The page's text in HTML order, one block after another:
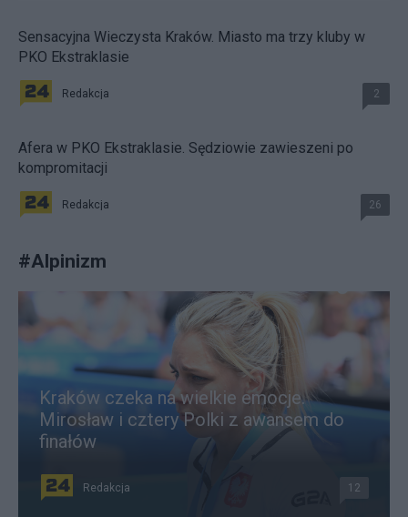
Sensacyjna Wieczysta Kraków. Miasto ma trzy kluby w
PKO Ekstraklasie
Redakcja 2
Afera w PKO Ekstraklasie. Sędziowie zawieszeni po
kompromitacji
Redakcja 26
#Alpinizm
Kraków czeka na wielkie emocje.
Mirosław i cztery Polki z awansem do
finałów
Redakcja 12